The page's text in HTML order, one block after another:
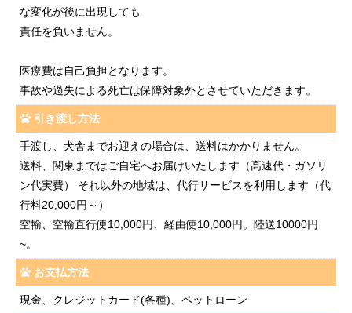
な変化が後に出現しても
責任を負いません。
医療費は自己負担となります。
事故や過失による死亡は保障対象外とさせていただきます。
引き渡し方法
手渡し、犬舎までお迎えの場合は、送料はかかりません。
送料、関東まではご自宅へお届けいたします（高速代・ガソリ
ン代実費） それ以外の地域は、代行サービスを利用します（代
行料20,000円～）
空輸、空輸直行便10,000円、経由便10,000円。陸送10000円
~。
お支払方法
現金、クレジットカード(各種)、ペットローン